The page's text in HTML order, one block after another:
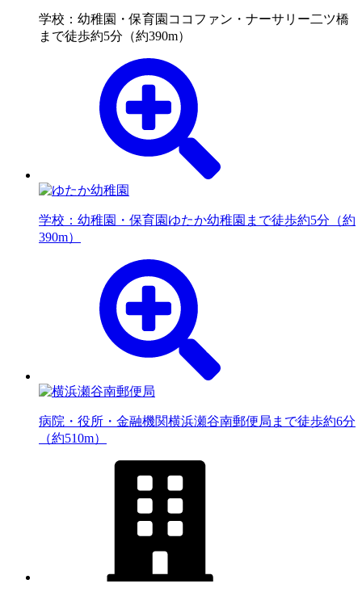
学校：幼稚園・保育園 ココファン・ナーサリー二ツ橋
まで徒歩約5分（約390m）
学校：幼稚園・保育園 ゆたか幼稚園まで徒歩約5分（約
390m）
病院・役所・金融機関横浜瀬谷南郵便局まで徒歩約6分
（約510m）